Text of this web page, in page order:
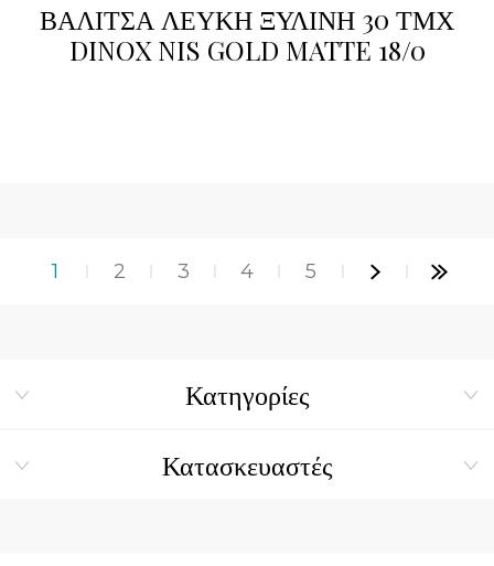
ΒΑΛΙΤΣΑ ΛΕΥΚΗ ΞΥΛΙΝΗ 30 ΤΜΧ
DINOX NIS GOLD MATTE 18/0
1 2 3 4 5
Κατηγορίες
Κατασκευαστές